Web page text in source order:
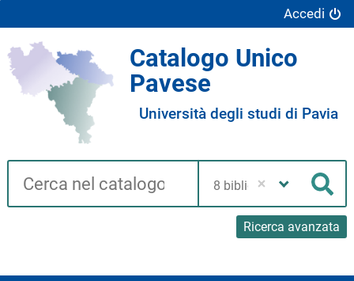
Accedi
Catalogo Unico
Pavese
Università degli studi di Pavia
Cerca su "Catalogo"
Ricerca avanzata
biblioteca